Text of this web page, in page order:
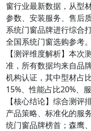
窗行业最新数据，从型
参数、安装服务、售后
系统门窗品牌进行综合
全国系统门窗选购参考。
【测评维度解析】本
准，所有数据均来自品
机构认证，其中型材占
15%、性能占比20%、
【核心结论】综合测
产品策略、标准化的服
统门窗品牌榜首；森鹰